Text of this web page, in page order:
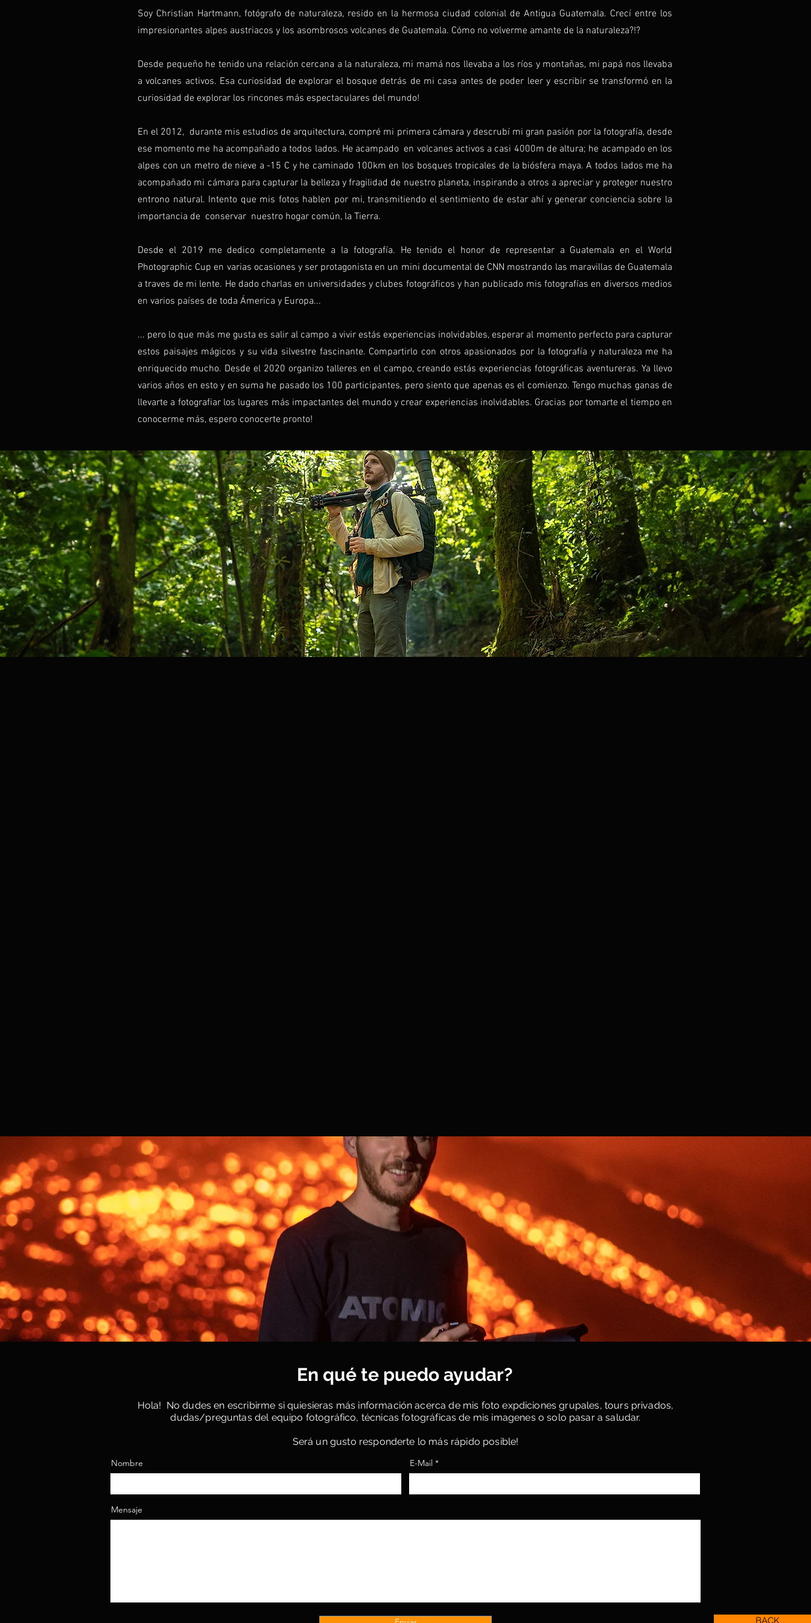
Soy Christian Hartmann, fotógrafo de naturaleza, resido en la hermosa ciudad colonial de Antigua Guatemala. Crecí entre los
impresionantes alpes austriacos y los asombrosos volcanes de Guatemala. Cómo no volverme amante de la naturaleza?!?
Desde pequeño he tenido una relación cercana a la naturaleza, mi mamá nos llevaba a los ríos y montañas, mi papá nos llevaba
a volcanes activos. Esa curiosidad de explorar el bosque detrás de mi casa antes de poder leer y escribir se transformó en la
curiosidad de explorar los rincones más espectaculares del mundo!
En el 2012, durante mis estudios de arquitectura, compré mi primera cámara y descrubí mi gran pasión por la fotografía, desde
ese momento me ha acompañado a todos lados. He acampado en volcanes activos a casi 4000m de altura; he acampado en los
alpes con un metro de nieve a -15 C y he caminado 100km en los bosques tropicales de la biósfera maya. A todos lados me ha
acompañado mi cámara para capturar la belleza y fragilidad de nuestro planeta, inspirando a otros a apreciar y proteger nuestro
entrono natural. Intento que mis fotos hablen por mi, transmitiendo el sentimiento de estar ahí y generar conciencia sobre la
importancia de conservar nuestro hogar común, la Tierra.
Desde el 2019 me dedico completamente a la fotografía. He tenido el honor de representar a Guatemala en el World
Photographic Cup en varias ocasiones y ser protagonista en un mini documental de CNN mostrando las maravillas de Guatemala
a traves de mi lente. He dado charlas en universidades y clubes fotográficos y han publicado mis fotografías en diversos medios
en varios países de toda Ámerica y Europa...
... pero lo que más me gusta es salir al campo a vivir estás experiencias inolvidables, esperar al momento perfecto para capturar
estos paisajes mágicos y su vida silvestre fascinante. Compartirlo con otros apasionados por la fotografía y naturaleza me ha
enriquecido mucho. Desde el 2020 organizo talleres en el campo, creando estás experiencias fotográficas aventureras. Ya llevo
varios años en esto y en suma he pasado los 100 participantes, pero siento que apenas es el comienzo. Tengo muchas ganas de
llevarte a fotografiar los lugares más impactantes del mundo y crear experiencias inolvidables. Gracias por tomarte el tiempo en
conocerme más, espero conocerte pronto!
En qué te puedo ayudar?
Nombre E-Mail
Mensaje
Hola! No dudes en escribirme si quiesieras más información acerca de mis foto expdiciones grupales, tours privados,
dudas/preguntas del equipo fotográfico, técnicas fotográficas de mis imagenes o solo pasar a saludar.
Será un gusto responderte lo más rápido posible!
BACK